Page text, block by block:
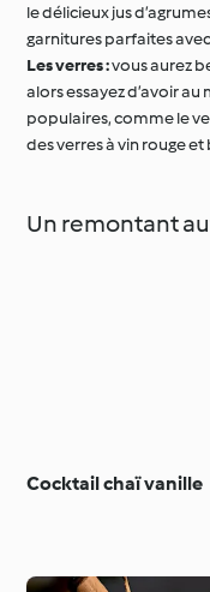
le délicieux jus
garnitures parfaites
Les verres :vous aurez
alors essayez d’avoir
populaires, comme le
des verres à vin rouge et
Un remontant
Cocktail chaï vanille